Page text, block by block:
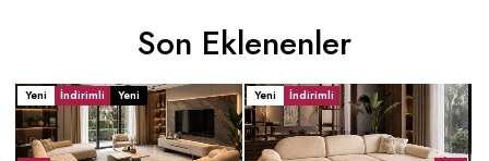
Son Eklenenler
Yeni İndirimli Yeni Yeni İndirimli